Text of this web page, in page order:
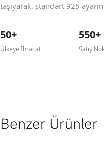
taşıyarak, standart 925
50+
Ülkeye İhracat
550+
Satış
Benzer Ürünler